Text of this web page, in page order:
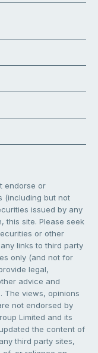
endorse or
(including but not
issued by any
this site. Please seek
or other
links to third party
only (and not for
legal,
advice and
The views, opinions
not endorsed by
Limited and its
the content of
third party sites,